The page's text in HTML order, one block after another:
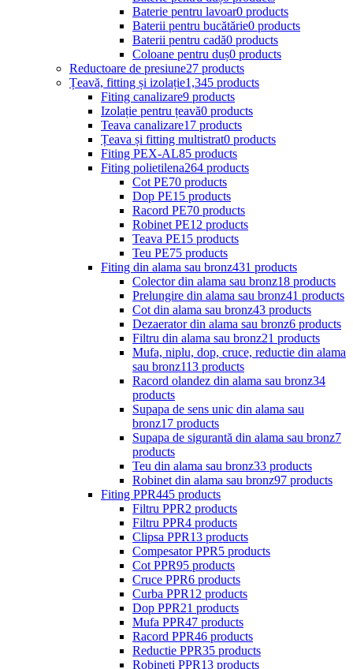
Baterie pentru lavoar0 products
Baterii pentru bucătărie0 products
Baterii pentru cadă0 products
Coloane pentru duș0 products
Reductoare de presiune27 products
Țeavă, fitting și izolație1,345 products
Fiting canalizare9 products
Izolație pentru țeavă0 products
Teava canalizare17 products
Țeava și fitting multistrat0 products
Fiting PEX-AL85 products
Fiting polietilena264 products
Cot PE70 products
Dop PE15 products
Racord PE70 products
Robinet PE12 products
Teava PE15 products
Teu PE75 products
Fiting din alama sau bronz431 products
Colector din alama sau bronz18 products
Prelungire din alama sau bronz41 products
Cot din alama sau bronz43 products
Dezaerator din alama sau bronz6 products
Filtru din alama sau bronz21 products
Mufa, niplu, dop, cruce, reductie din alama
sau bronz113 products
Racord olandez din alama sau bronz34
products
Supapa de sens unic din alama sau
bronz17 products
Supapa de sigurantă din alama sau bronz7
products
Teu din alama sau bronz33 products
Robinet din alama sau bronz97 products
Fiting PPR445 products
Filtru PPR2 products
Filtru PPR4 products
Clipsa PPR13 products
Compesator PPR5 products
Cot PPR95 products
Cruce PPR6 products
Curba PPR12 products
Dop PPR21 products
Mufa PPR47 products
Racord PPR46 products
Reductie PPR35 products
Robineti PPR13 products